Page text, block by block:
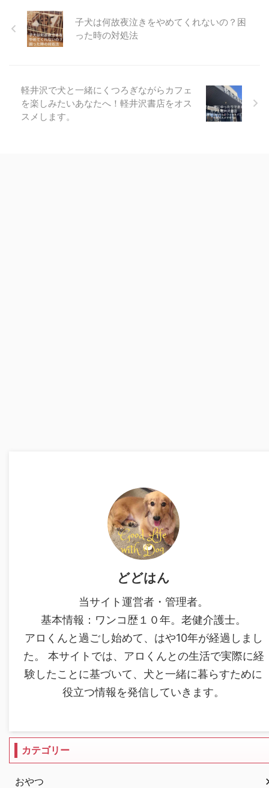
内でご飯が食べたい。」そんな欲
求を満たしてくれるうどん屋さん
ー私の印象です。 ２０２１年８
子犬は何故夜泣きをやめてくれないの？困
った時の対処法
軽井沢で犬と一緒にくつろぎながらカフェ
を楽しみたいあなたへ！軽井沢書店をオス
スメします。
どどはん
当サイト運営者・管理者。
基本情報：ワンコ歴１０年。老健介護士。
アロくんと過ごし始めて、はや10年が経過しまし
た。 本サイトでは、アロくんとの生活で実際に経
験したことに基づいて、犬と一緒に暮らすために
役立つ情報を発信していきます。
カテゴリー
おやつ